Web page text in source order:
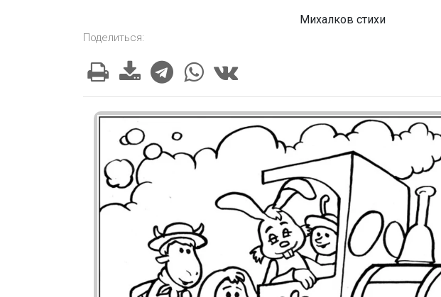
Михалков стихи
Поделиться: